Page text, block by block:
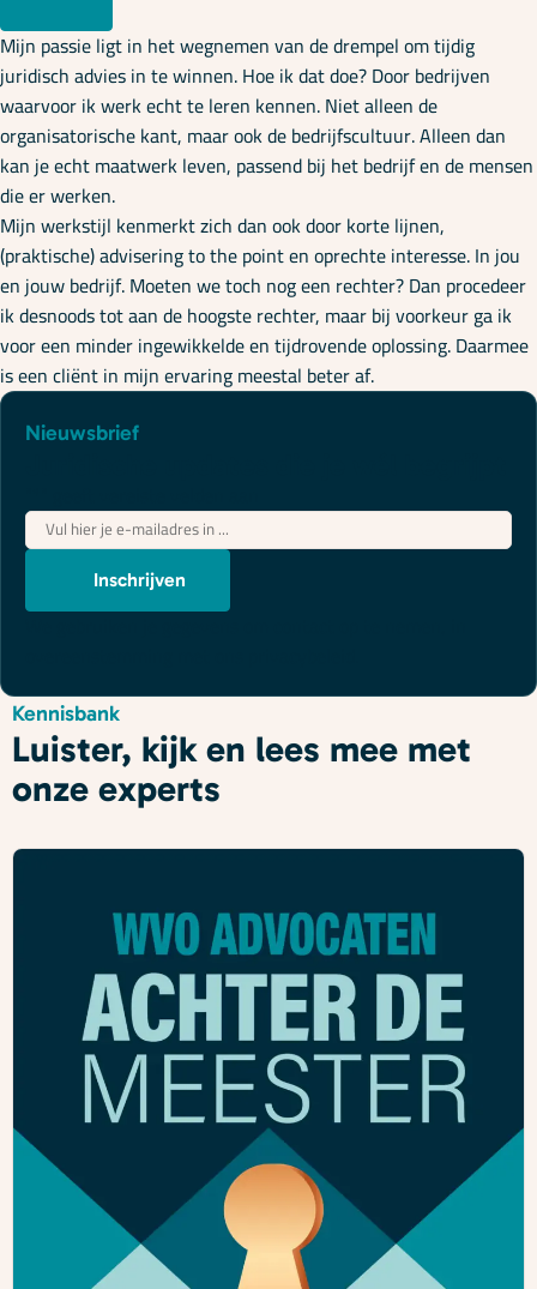
Mijn passie ligt in het wegnemen van de drempel om tijdig
juridisch advies in te winnen. Hoe ik dat doe? Door bedrijven
waarvoor ik werk echt te leren kennen. Niet alleen de
organisatorische kant, maar ook de bedrijfscultuur. Alleen dan
kan je echt maatwerk leven, passend bij het bedrijf en de mensen
die er werken.
Mijn werkstijl kenmerkt zich dan ook door korte lijnen,
(praktische) advisering to the point en oprechte interesse. In jou
en jouw bedrijf. Moeten we toch nog een rechter? Dan procedeer
ik desnoods tot aan de hoogste rechter, maar bij voorkeur ga ik
voor een minder ingewikkelde en tijdrovende oplossing. Daarmee
is een cliënt in mijn ervaring meestal beter af.
Nieuwsbrief
E-
mailadres*
Inschrijven
Kennisbank
Luister, kijk en lees mee met
onze experts